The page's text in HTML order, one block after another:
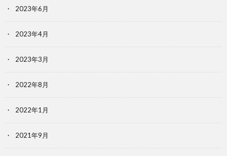
2023年6月
2023年4月
2023年3月
2022年8月
2022年1月
2021年9月